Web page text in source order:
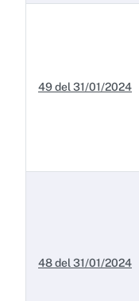
49 del 31/01/2024
48 del 31/01/2024